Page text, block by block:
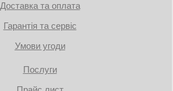
Доставка та оплата
Гарантія та сервіс
Умови угоди
Послуги